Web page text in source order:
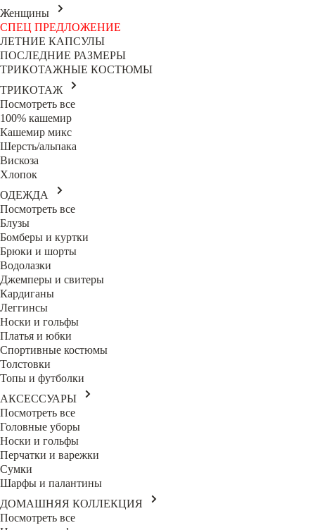
Женщины
СПЕЦ ПРЕДЛОЖЕНИЕ
ЛЕТНИЕ КАПСУЛЫ
ПОСЛЕДНИЕ РАЗМЕРЫ
ТРИКОТАЖНЫЕ КОСТЮМЫ
ТРИКОТАЖ
Посмотреть все
100% кашемир
Кашемир микс
Шерсть/альпака
Вискоза
Хлопок
ОДЕЖДА
Посмотреть все
Блузы
Бомберы и куртки
Брюки и шорты
Водолазки
Джемперы и свитеры
Кардиганы
Леггинсы
Носки и гольфы
Платья и юбки
Спортивные костюмы
Толстовки
Топы и футболки
АКСЕССУАРЫ
Посмотреть все
Головные уборы
Носки и гольфы
Перчатки и варежки
Сумки
Шарфы и палантины
ДОМАШНЯЯ КОЛЛЕКЦИЯ
Посмотреть все